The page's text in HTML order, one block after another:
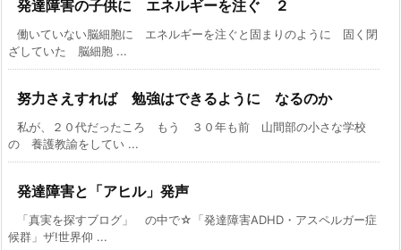
発達障害の子供に エネルギーを注ぐ ２
働いていない脳細胞に エネルギーを注ぐと固まりのように 固く閉
ざしていた 脳細胞 ...
努力さえすれば 勉強はできるように なるのか
私が、２０代だったころ もう ３０年も前 山間部の小さな学校
の 養護教諭をしてい ...
発達障害と「アヒル」発声
「真実を探すブログ」 の中で☆「発達障害ADHD・アスペルガー症
候群」ザ!世界仰 ...